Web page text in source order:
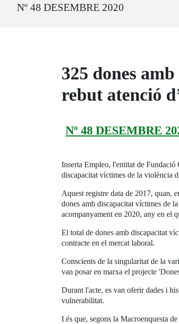
Nº 48 DESEMBRE 2020
325 dones
rebut atenció
Nº 48 DESEMBRE
Inserta Empleo, l'entitat de Fundació
discapacitat víctimes de la violència
Aquest registre data de 2017, quan,
dones amb discapacitat víctimes de
acompanyament en 2020, any en el
El total de dones amb discapacitat
contracte en el mercat laboral.
Conscients de la singularitat de la
van posar en marxa el projecte
Durant l'acte, es van oferir dades i
vulnerabilitat.
I és que, segons la Macroenquesta